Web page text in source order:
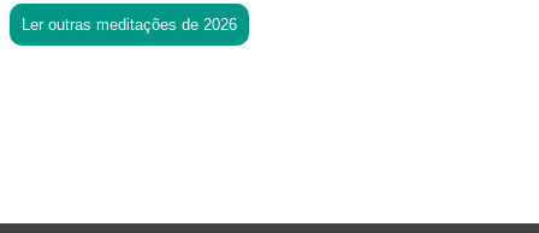
Ler outras meditações de 2026